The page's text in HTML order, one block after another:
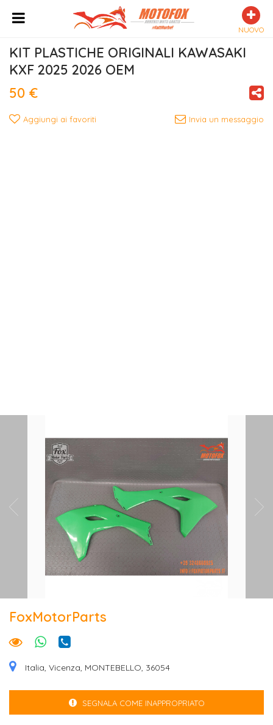
NUOVO
KIT PLASTICHE ORIGINALI KAWASAKI
KXF 2025 2026 OEM
50 €
Aggiungi ai favoriti Invia un messaggio
FoxMotorParts
Italia, Vicenza, MONTEBELLO, 36054
SEGNALA COME INAPPROPRIATO